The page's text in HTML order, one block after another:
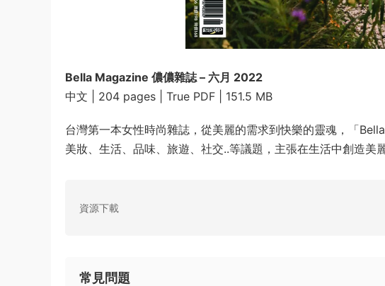
Bella Magazine 儂儂雜誌 – 六月 2022
中文 | 204 pages | True PDF | 151.5 MB
台灣第一本女性時尚雜誌，從美麗的需求到快樂的靈魂，「
美妝、生活、品味、旅遊、社交..等議題，主張在生活中創造美
資源下載
常見問題